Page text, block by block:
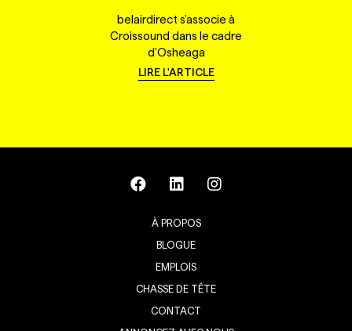
belairdirect s'associe à
Croissound dans le cadre
d'Osheaga
LIRE L'ARTICLE
À PROPOS
BLOGUE
EMPLOIS
CHASSE DE TÊTE
CONTACT